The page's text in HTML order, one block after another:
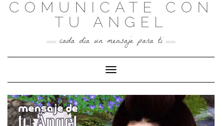
SkipCOMUNICATE CON
TU ANGEL
cada día un mensaje para ti
Toggle Navigation